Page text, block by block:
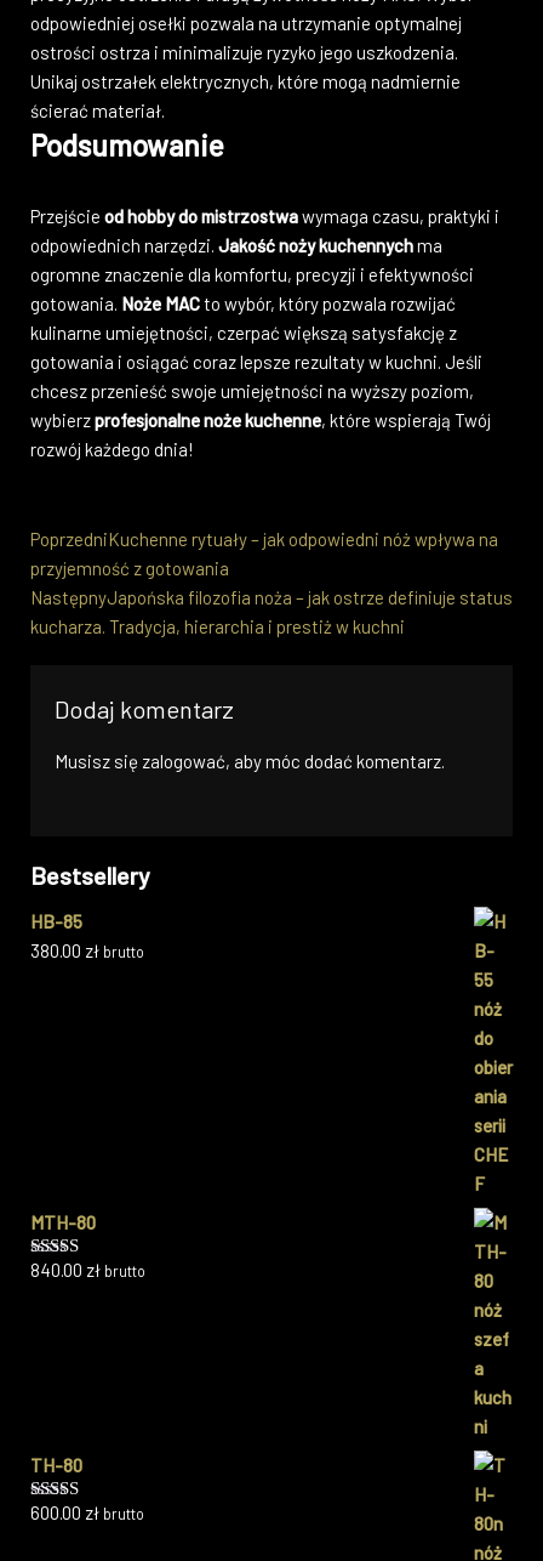
odpowiedniej osełki pozwala na utrzymanie optymalnej
ostrości ostrza i minimalizuje ryzyko jego uszkodzenia.
Unikaj ostrzałek elektrycznych, które mogą nadmiernie
ścierać materiał.
Podsumowanie
Przejście od hobby do mistrzostwawymaga czasu, praktyki i
odpowiednich narzędzi. Jakość noży kuchennychma
ogromne znaczenie dla komfortu, precyzji i efektywności
gotowania. Noże MACto wybór, który pozwala rozwijać
kulinarne umiejętności, czerpać większą satysfakcję z
gotowania i osiągać coraz lepsze rezultaty w kuchni. Jeśli
chcesz przenieść swoje umiejętności na wyższy poziom,
wybierzprofesjonalne noże kuchenne, które wspierają Twój
rozwój każdego dnia!
PoprzedniKuchenne rytuały – jak odpowiedni nóż wpływa na
przyjemność z gotowania
NastępnyJapońska filozofia noża – jak ostrze definiuje status
kucharza. Tradycja, hierarchia i prestiż w kuchni
Dodaj komentarz
Musisz się zalogować, aby móc dodać komentarz.
Bestsellery
HB-85
380.00 zł brutto
MTH-80
Oceniono
840.00 zł brutto
TH-80
Oceniono
600.00 zł brutto